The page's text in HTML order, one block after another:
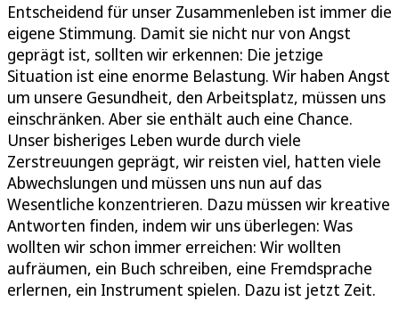
Entscheidend für unser Zusammenleben ist immer die
eigene Stimmung. Damit sie nicht nur von Angst
geprägt ist, sollten wir erkennen: Die jetzige
Situation ist eine enorme Belastung. Wir haben Angst
um unsere Gesundheit, den Arbeitsplatz, müssen uns
einschränken. Aber sie enthält auch eine Chance.
Unser bisheriges Leben wurde durch viele
Zerstreuungen geprägt, wir reisten viel, hatten viele
Abwechslungen und müssen uns nun auf das
Wesentliche konzentrieren. Dazu müssen wir kreative
Antworten finden, indem wir uns überlegen: Was
wollten wir schon immer erreichen: Wir wollten
aufräumen, ein Buch schreiben, eine Fremdsprache
erlernen, ein Instrument spielen. Dazu ist jetzt Zeit.